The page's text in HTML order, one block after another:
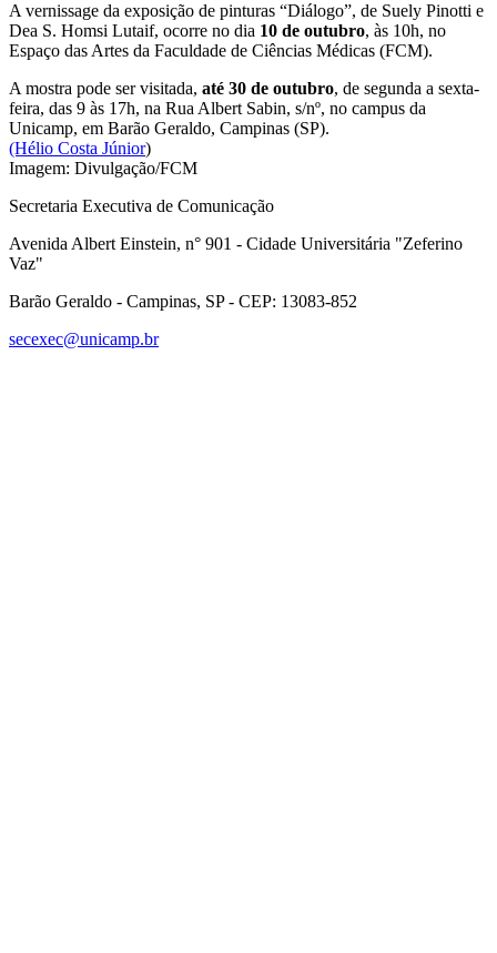
A vernissage da exposição de pinturas “Diálogo”, de Suely Pinotti e
Dea S. Homsi Lutaif, ocorre no dia 10 de outubro, às 10h, no
Espaço das Artes da Faculdade de Ciências Médicas (FCM).
A mostra pode ser visitada, até 30 de outubro, de segunda a sexta-
feira, das 9 às 17h, na Rua Albert Sabin, s/nº, no campus da
Unicamp, em Barão Geraldo, Campinas (SP).
(Hélio Costa Júnior)
Imagem: Divulgação/FCM
Secretaria Executiva de Comunicação
Avenida Albert Einstein, n° 901 - Cidade Universitária "Zeferino
Vaz"
Barão Geraldo - Campinas, SP - CEP: 13083-852
secexec@unicamp.br